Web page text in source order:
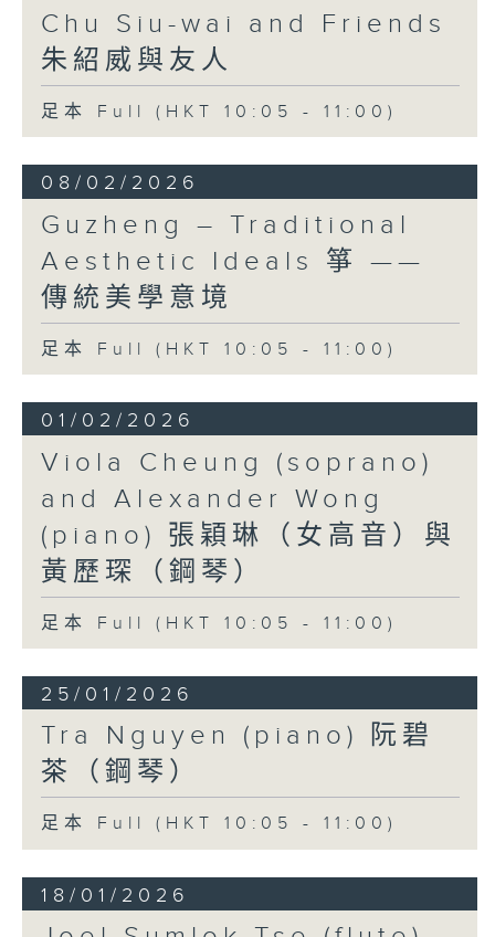
易劍泉
《鳥投林》 (4’)
呂文成
王粵生
古曲
《漢宮秋月》 (6’)
王粵生 （楊健平編）
《紅燭》 (3’)
2024年7月3日香港電台二號錄音室錄音
Chu Siu-wai and Friends
朱紹威與友人
足本 Full (HKT 10:05 - 11:00)
08/02/2026
Guzheng – Traditional
Aesthetic Ideals 箏 ——
傳統美學意境
足本 Full (HKT 10:05 - 11:00)
01/02/2026
Viola Cheung (soprano)
and Alexander Wong
(piano) 張穎琳（女高音）與
黃歷琛（鋼琴）
足本 Full (HKT 10:05 - 11:00)
25/01/2026
Tra Nguyen (piano) 阮碧
茶（鋼琴）
足本 Full (HKT 10:05 - 11:00)
18/01/2026